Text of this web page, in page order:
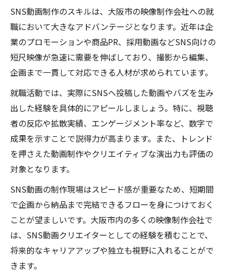
SNS動画制作のスキルは、大阪市の映像制作会社への就
職において大きなアドバンテージとなります。近年は企
業のプロモーションや商品PR、採用動画などSNS向けの
短尺映像が急速に需要を伸ばしており、撮影から編集、
企画まで一貫して対応できる人材が求められています。
就職活動では、実際にSNSへ投稿した動画やバズを生み
出した経験を具体的にアピールしましょう。特に、視聴
者の反応や拡散実績、エンゲージメント率など、数字で
成果を示すことで説得力が高まります。また、トレンド
を押さえた動画制作やクリエイティブな演出力も評価の
対象となります。
SNS動画の制作現場はスピード感が重要なため、短期間
で企画から納品まで完結できるフローを身につけておく
ことが望ましいです。大阪市内の多くの映像制作会社で
は、SNS動画クリエイターとしての経験を積むことで、
将来的なキャリアアップや独立も視野に入れることがで
きます。